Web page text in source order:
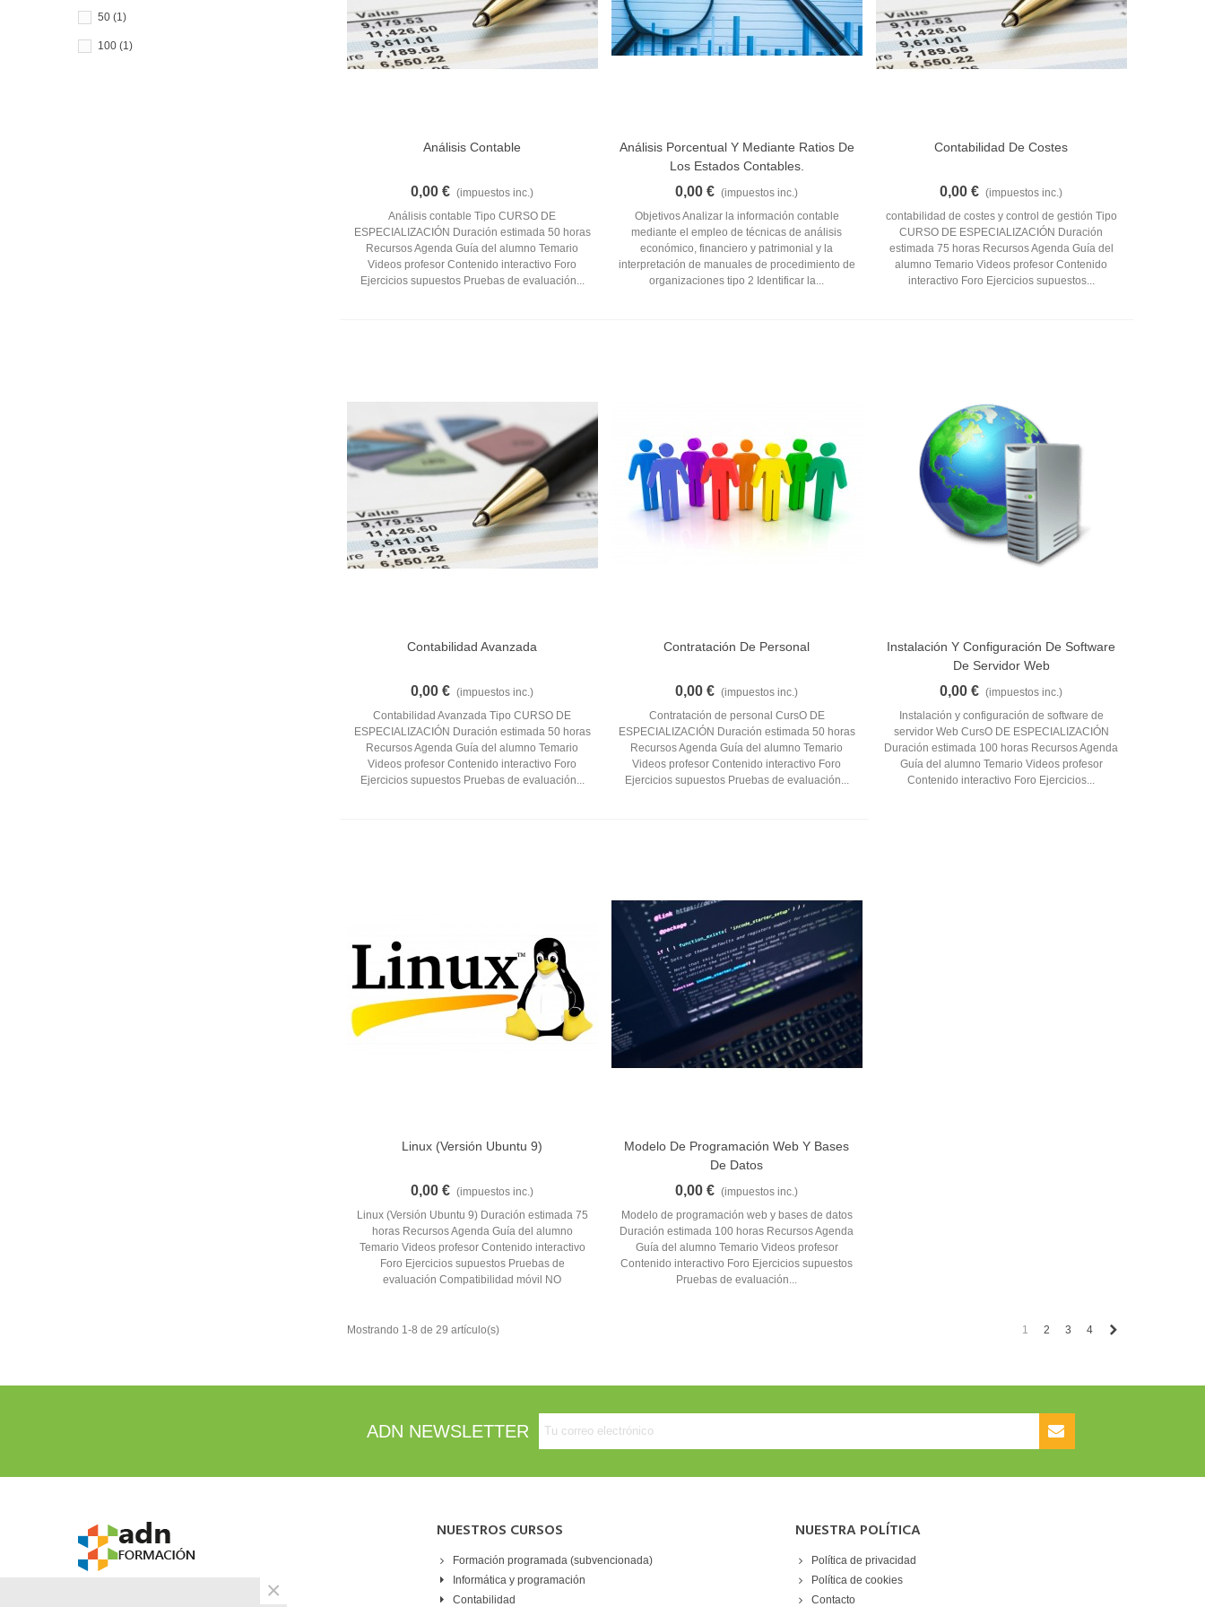
50 (1)
100 (1)
Sin coste para el
Añadir Al Carrito
Análisis Contable
0,00 € (impuestos inc.)
Análisis contable Tipo CURSO DE
ESPECIALIZACIÓN Duración estimada 50 horas
Recursos Agenda Guía del alumno Temario
Videos profesor Contenido interactivo Foro
Ejercicios supuestos Pruebas de evaluación...
Añadir Al Carrito
Análisis Porcentual Y Mediante Ratios De
Los Estados Contables.
0,00 € (impuestos inc.)
Objetivos Analizar la información contable
mediante el empleo de técnicas de análisis
económico, financiero y patrimonial y la
interpretación de manuales de procedimiento de
organizaciones tipo 2 Identificar la...
Añadir Al Carrito
Contabilidad De Costes
0,00 € (impuestos inc.)
contabilidad de costes y control de gestión Tipo
CURSO DE ESPECIALIZACIÓN Duración
estimada 75 horas Recursos Agenda Guía del
alumno Temario Videos profesor Contenido
interactivo Foro Ejercicios supuestos...
Añadir Al Carrito
Contabilidad Avanzada
0,00 € (impuestos inc.)
Contabilidad Avanzada Tipo CURSO DE
ESPECIALIZACIÓN Duración estimada 50 horas
Recursos Agenda Guía del alumno Temario
Videos profesor Contenido interactivo Foro
Ejercicios supuestos Pruebas de evaluación...
Añadir Al Carrito
Contratación De Personal
0,00 € (impuestos inc.)
Contratación de personal CursO DE
ESPECIALIZACIÓN Duración estimada 50 horas
Recursos Agenda Guía del alumno Temario
Videos profesor Contenido interactivo Foro
Ejercicios supuestos Pruebas de evaluación...
Añadir Al Carrito
Instalación Y Configuración De Software
De Servidor Web
0,00 € (impuestos inc.)
Instalación y configuración de software de
servidor Web CursO DE ESPECIALIZACIÓN
Duración estimada 100 horas Recursos Agenda
Guía del alumno Temario Videos profesor
Contenido interactivo Foro Ejercicios...
Añadir Al Carrito
Linux (Versión Ubuntu 9)
0,00 € (impuestos inc.)
Linux (Versión Ubuntu 9) Duración estimada 75
horas Recursos Agenda Guía del alumno
Temario Videos profesor Contenido interactivo
Foro Ejercicios supuestos Pruebas de
evaluación Compatibilidad móvil NO
Añadir Al Carrito
Modelo De Programación Web Y Bases
De Datos
0,00 € (impuestos inc.)
Modelo de programación web y bases de datos
Duración estimada 100 horas Recursos Agenda
Guía del alumno Temario Videos profesor
Contenido interactivo Foro Ejercicios supuestos
Pruebas de evaluación...
Mostrando 1-8 de 29 artículo(s) 1 2 3 4
ADN NEWSLETTER
NUESTROS CURSOS
Formación programada (subvencionada)
Informática y programación
Contabilidad
NUESTRA POLÍTICA
Política de privacidad
Política de cookies
Contacto
×